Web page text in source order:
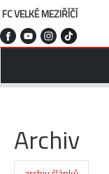
FC VELKÉ MEZIŘÍČÍ
Archiv